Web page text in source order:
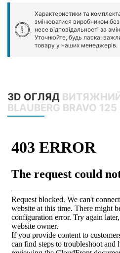
Характеристики та
змінюватися виробником
несе відповідальності за
Уточнюйте, будь ласка,
товару у наших менеджерів.
3D ОГЛЯД
BLAUBERG BRAVO 125